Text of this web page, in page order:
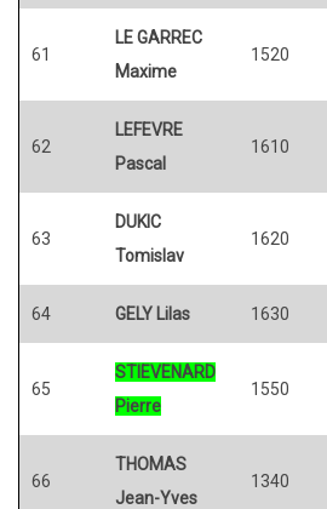
61
LE GARREC
Maxime
1520
62
LEFEVRE
Pascal
1610
63
DUKIC
Tomislav
1620
64 GELY Lilas 1630
65
STIEVENARD
Pierre
1550
66
THOMAS
Jean-Yves
1340